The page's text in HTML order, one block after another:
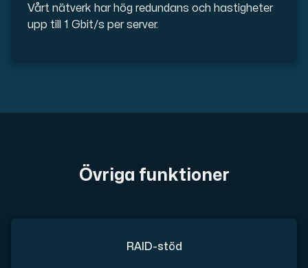
Vårt nätverk har hög redundans och hastigheter
upp till 1 Gbit/s per server.
Övriga funktioner
RAID-stöd